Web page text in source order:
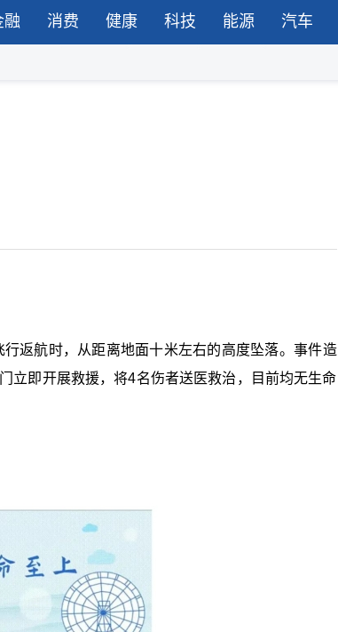
融 消费 健康 科技 能源 汽车
返航时，从距离地面十米左右的高度坠落。事件造
立即开展救援，将4名伤者送医救治，目前均无生命